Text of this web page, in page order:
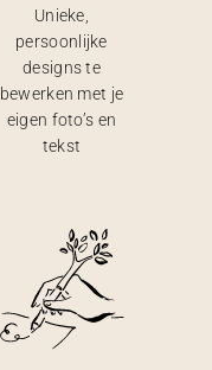
Unieke,
persoonlijke
designs te
bewerken met je
eigen foto’s en
tekst